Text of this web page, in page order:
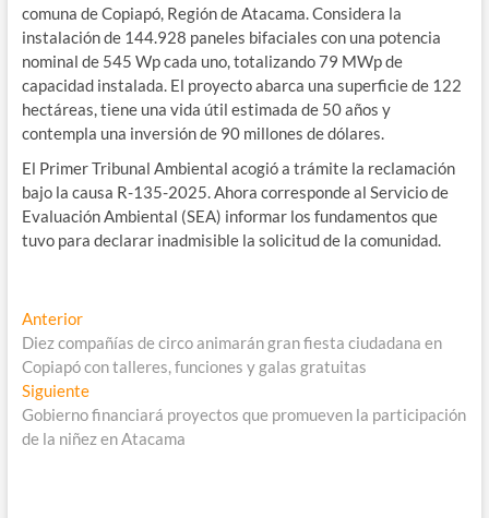
comuna de Copiapó, Región de Atacama. Considera la
instalación de 144.928 paneles bifaciales con una potencia
nominal de 545 Wp cada uno, totalizando 79 MWp de
capacidad instalada. El proyecto abarca una superficie de 122
hectáreas, tiene una vida útil estimada de 50 años y
contempla una inversión de 90 millones de dólares.
El Primer Tribunal Ambiental acogió a trámite la reclamación
bajo la causa R-135-2025. Ahora corresponde al Servicio de
Evaluación Ambiental (SEA) informar los fundamentos que
tuvo para declarar inadmisible la solicitud de la comunidad.
Navegación
de
entradas
AnteriorEntrada
anterior:
Diez compañías de circo animarán gran fiesta ciudadana en
Copiapó con talleres, funciones y galas gratuitas
SiguienteEntrada
siguiente:
Gobierno financiará proyectos que promueven la participación
de la niñez en Atacama